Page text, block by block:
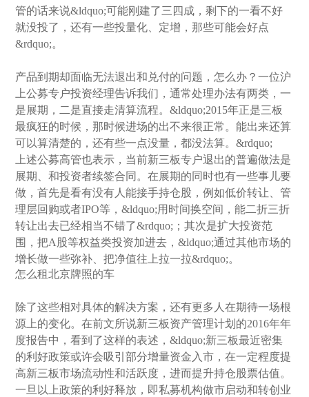
管的话来说&ldquo;可能刚建了三四成，剩下的一看不好
就没投了，还有一些投量化、定增，那些可能会好点
&rdquo;。
产品到期却面临无法退出和兑付的问题，怎么办？一位沪
上公募专户投资经理告诉我们，通常处理办法有两类，一
是展期，二是直接走清算流程。&ldquo;2015年正是三板
最疯狂的时候，那时候进场的出不来很正常。能出来还算
可以算清楚的，还有些一点没量，都没法算。&rdquo;
上述公募高管也表示，当前新三板专户退出的普遍做法是
展期、和投资者续签合同。在展期的同时也有一些事儿要
做，首先是看有没有人能接手持仓股，例如低价转让、管
理层回购或者IPO等，&ldquo;用时间换空间，能二折三折
转让出去已经相当不错了&rdquo;；其次是扩大投资范
围，把A股等权益类投资加进去，&ldquo;通过其他市场的
增长做一些弥补、把净值往上拉一拉&rdquo;。
怎么租北京牌照的车
除了这些相对具体的解决方案，还有更多人在期待一场根
源上的变化。在前文所说新三板资产管理计划的2016年年
度报告中，看到了这样的表述，&ldquo;新三板最近密集
的利好政策或许会吸引部分增量资金入市，在一定程度提
高新三板市场流动性和活跃度，进而提升持仓股票估值。
一旦以上政策的利好释放，即私募机构做市启动和转创业